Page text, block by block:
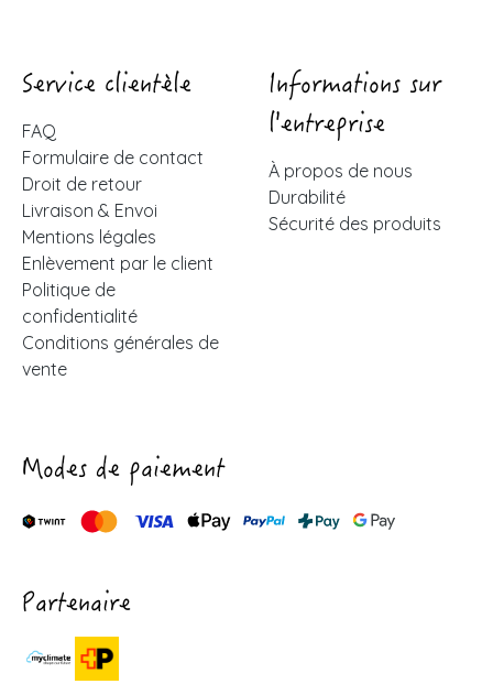
Service clientèle
FAQ
Formulaire de contact
Droit de retour
Livraison & Envoi
Mentions légales
Enlèvement par le client
Politique de
confidentialité
Conditions générales de
vente
Informations sur
l'entreprise
À propos de nous
Durabilité
Sécurité des produits
Modes de paiement
Partenaire